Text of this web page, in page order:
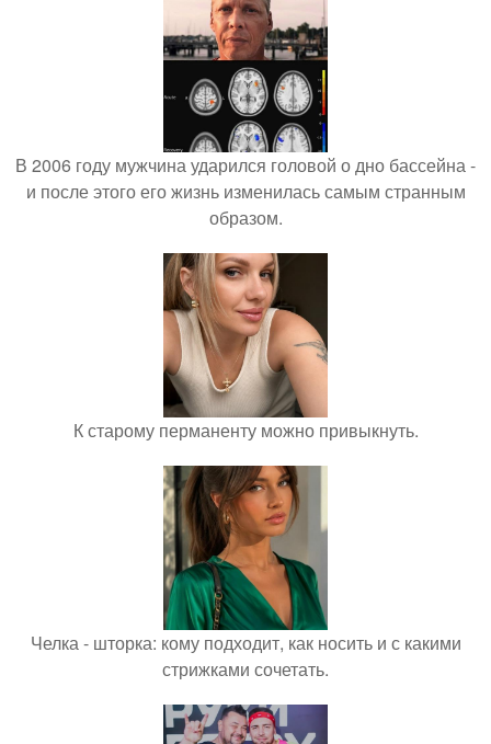
В 2006 году мужчина ударился головой о дно бассейна -
и после этого его жизнь изменилась самым странным
образом.
К старому перманенту можно привыкнуть.
Челка - шторка: кому подходит, как носить и с какими
стрижками сочетать.